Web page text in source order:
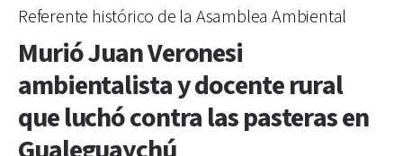
Referente histórico de la Asamblea Ambiental
Murió Juan Veronesi
ambientalista y docente rural
que luchó contra las pasteras en